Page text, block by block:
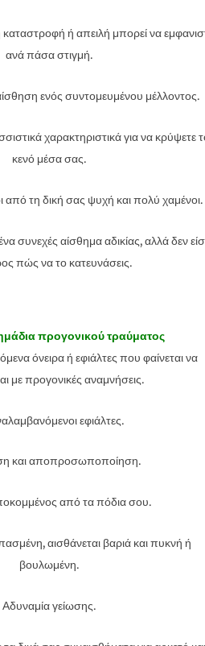
καταστροφή ή απειλή μπορεί να
ανά πάσα στιγμή.
ενός συντομευμένου μέλλοντος.
χαρακτηριστικά για να κρύψετε
κενό μέσα σας.
από τη δική σας ψυχή και πολύ χαμένοι.
συνεχές αίσθημα αδικίας, αλλά δεν
πώς να το κατευνάσεις.
προγονικού τραύματος
όνειρα ή εφιάλτες που φαίνεται να
με προγονικές αναμνήσεις.
εφιάλτες.
και αποπροσωποποίηση.
από τα πόδια σου.
αισθάνεται βαριά και πυκνή ή
βουλωμένη.
Αδυναμία γείωσης.